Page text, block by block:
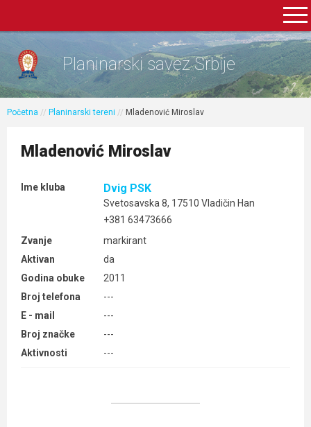
Planinarski savez Srbije
Početna // Planinarski tereni // Mladenović Miroslav
Mladenović Miroslav
Ime kluba Dvig PSK
Svetosavska 8, 17510 Vladičin Han
+381 63473666
Zvanje
markirant
Aktivan
da
Godina obuke
2011
Broj telefona
---
E - mail
---
Broj značke
---
Aktivnosti
---